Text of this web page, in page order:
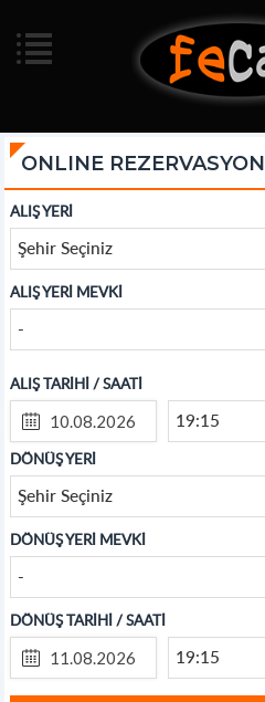
ONLINE REZERVASYON
ALIŞ YERİ
Şehir Seçiniz
ALIŞ YERİ MEVKİ
-
ALIŞ TARİHİ / SAATİ
19:15
DÖNÜŞ YERİ
Şehir Seçiniz
DÖNÜŞ YERİ MEVKİ
-
DÖNÜŞ TARİHİ / SAATİ
19:15